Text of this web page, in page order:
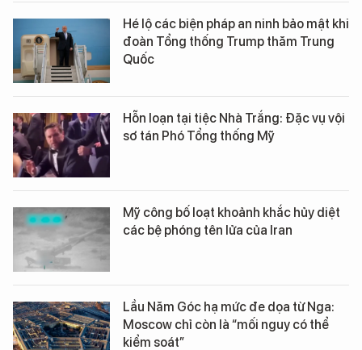
Hé lộ các biện pháp an ninh bảo mật khi
đoàn Tổng thống Trump thăm Trung
Quốc
Hỗn loạn tại tiệc Nhà Trắng: Đặc vụ vội
sơ tán Phó Tổng thống Mỹ
Mỹ công bố loạt khoảnh khắc hủy diệt
các bệ phóng tên lửa của Iran
Lầu Năm Góc hạ mức đe dọa từ Nga:
Moscow chỉ còn là “mối nguy có thể
kiểm soát”